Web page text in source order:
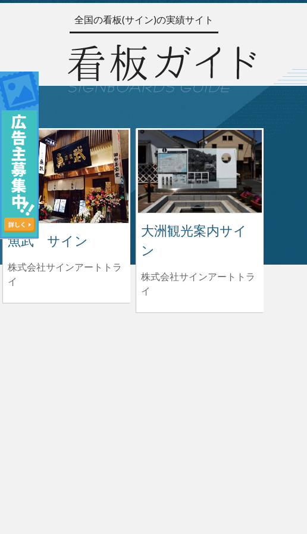
全国の看板(サイン)の実績サイト
魚武 サイン
株式会社サインアートトラ
イ
大洲観光案内サイ
ン
株式会社サインアートトラ
イ